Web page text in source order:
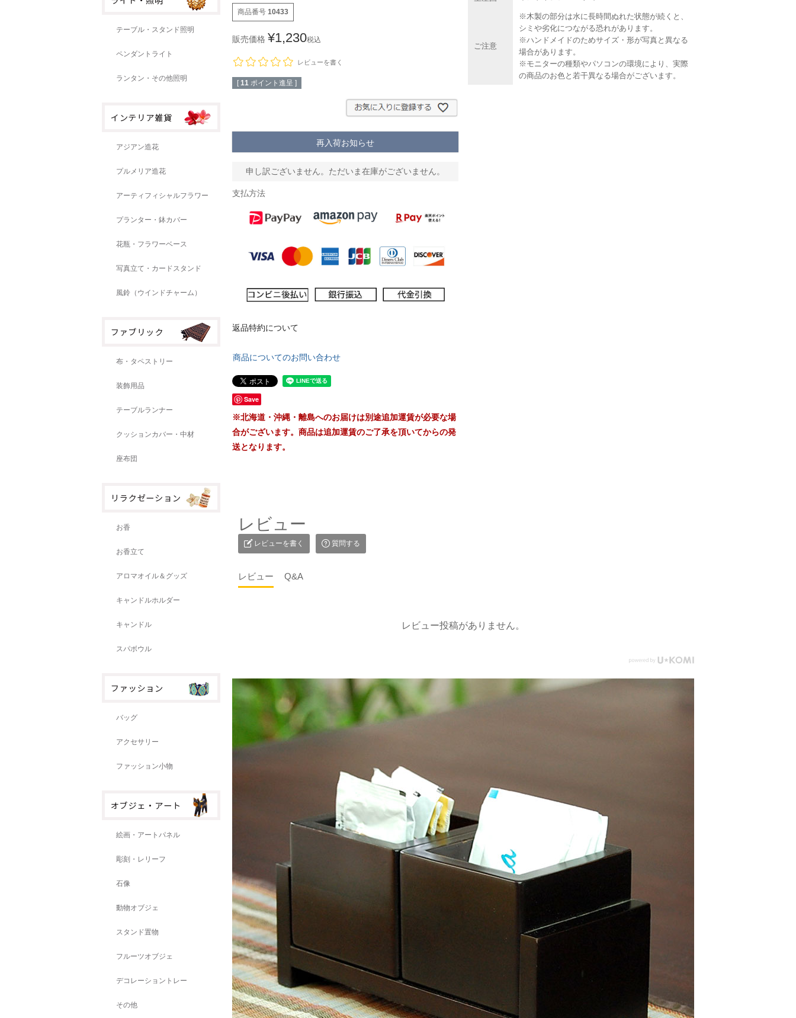
テーブル・スタンド照明
ペンダントライト
ランタン・その他照明
アジアン造花
プルメリア造花
アーティフィシャルフラワー
プランター・鉢カバー
花瓶・フラワーベース
写真立て・カードスタンド
風鈴（ウインドチャーム）
布・タペストリー
装飾用品
テーブルランナー
クッションカバー・中材
座布団
お香
お香立て
アロマオイル＆グッズ
キャンドルホルダー
キャンドル
スパボウル
バッグ
アクセサリー
ファッション小物
絵画・アートパネル
彫刻・レリーフ
石像
動物オブジェ
スタンド置物
フルーツオブジェ
デコレーショントレー
その他
商品番号 10433
販売価格 ¥1,230税込
レビューを書く
[ 11 ポイント進呈 ]
再入荷お知らせ
申し訳ございません。ただいま在庫がございません。
支払方法
返品特約について
商品についてのお問い合わせ
Save
※北海道・沖縄・離島へのお届けは別途追加運賃が必要な場
合がございます。商品は追加運賃のご了承を頂いてからの発
送となります。
ご注意
※木製の部分は水に長時間ぬれた状態が続くと、
シミや劣化につながる恐れがあります。
※ハンドメイドのためサイズ・形が写真と異なる
場合があります。
※モニターの種類やパソコンの環境により、実際
の商品のお色と若干異なる場合がございます。
レビュー
レビューを書く 質問する
レビュー Q&A
レビュー投稿がありません。